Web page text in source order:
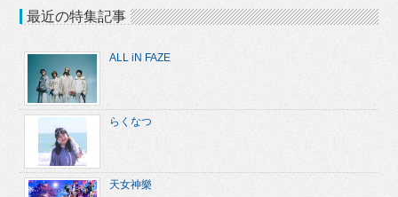
最近の特集記事
ALL iN FAZE
らくなつ
天女神樂